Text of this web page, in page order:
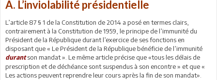
A. L’inviolabilité présidentielle
L’article 87 § 1 de la Constitution de 2014 a posé en termes clairs,
contrairement à la Constitution de 1959, le principe de l’immunité du
Président de la République durant l’exercice de ses fonctions en
disposant que « Le Président de la République bénéficie de l’immunité
durantson mandat ». Le même article précise que «tous les délais de
prescription et de déchéance sont suspendus à son encontre » et que «
Les actions peuvent reprendre leur cours après la fin de son mandat».